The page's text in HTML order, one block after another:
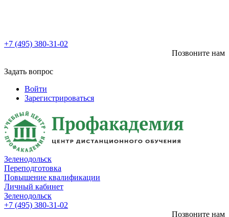
+7 (495) 380-31-02
Позвоните нам
Задать вопрос
Войти
Зарегистрироваться
Зеленодольск
Переподготовка
Повышение квалификации
Личный кабинет
Зеленодольск
+7 (495) 380-31-02
Позвоните нам